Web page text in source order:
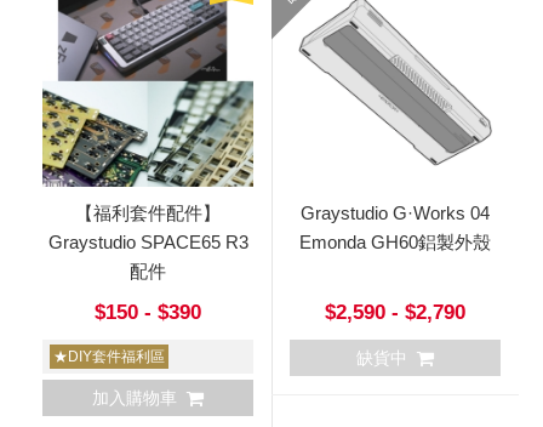
【福利套件配件】
Graystudio SPACE65 R3
配件
$150 - $390
★DIY套件福利區
加入購物車
Graystudio G·Works 04
Emonda GH60鋁製外殼
$2,590 - $2,790
缺貨中